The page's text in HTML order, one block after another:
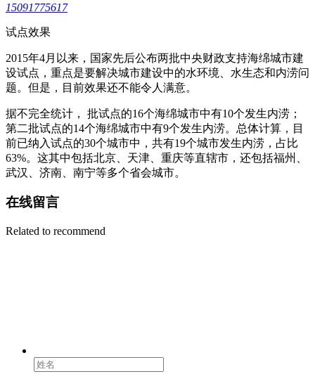
15091775617
试点效果
2015年4月以来，国家先后公布两批中央财政支持海绵城市建
设试点，重点是要解决城市建设中的水环境、水生态和内涝问
题。但是，目前效果还不能令人满意。
据不完全统计， 批试点的16个海绵城市中有10个发生内涝；
第二批试点的14个海绵城市中有9个发生内涝。总体计算，目
前已纳入试点的30个城市中，共有19个城市发生内涝，占比
63%。这其中包括北京、天津、重庆等直辖市，还包括福州、
武汉、济南、南宁等多个省会城市。
在线留言
Related to recommend